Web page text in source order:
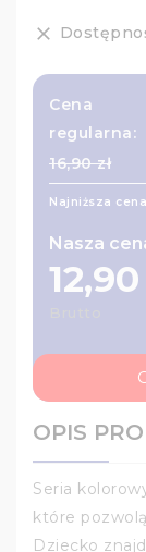
clear
Cena
regularna:
16,90 zł
Najniższa
Nasza
12,90
OPIS
Seria
które
Dziecko